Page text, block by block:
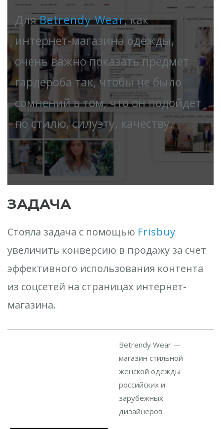
ДляBetrendy Wear, как
интернет-магазина одежды,
очень важно показать предмет
гардероба так, чтобы не было
сомнений в том, что он подойдет
по стилю, силуэту, качеству.
ЗАДАЧА
Стояла задача с помощью Frisbuy
увеличить конверсию в продажу за счет
эффективного использования контента
из соцсетей на страницах интернет-
магазина.
Betrendy Wear —
магазин стильной
женской одежды
российских и
зарубежных
дизайнеров.